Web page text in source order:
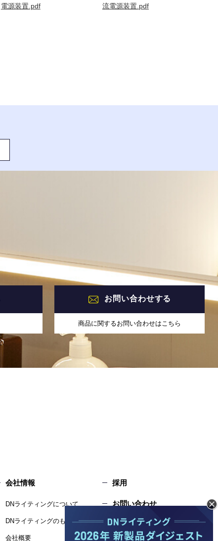
電源装置.pdf
流電源装置.pdf
お問い合わせする
商品に関するお問い合わせはこちら
会社情報
DNライティングについて
DNライティングのものづくり
会社概要
採用
お問い合わせ
環境・品質情報